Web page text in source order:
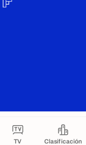
TV Clasificación